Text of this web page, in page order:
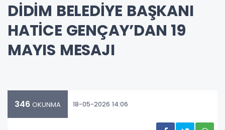
DİDİM BELEDİYE BAŞKANI
HATİCE GENÇAY’DAN 19
MAYIS MESAJI
346 OKUNMA 18-05-2026 14:06